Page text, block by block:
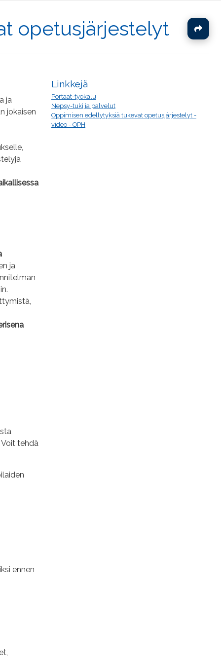
opetusjärjestelyt
ja
jokaisen
ja
tehdä
ennen
Linkkejä
Portaat-työkalu
Nepsy-tuki ja palvelut
Oppimisen edellytyksiä tukevat opetusjärjestelyt -
video - OPH